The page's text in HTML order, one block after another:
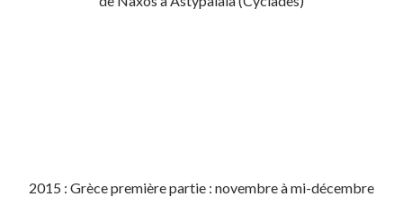
2015 : Grèce première partie : novembre à mi-décembre